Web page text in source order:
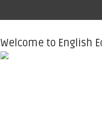
Welcome to English